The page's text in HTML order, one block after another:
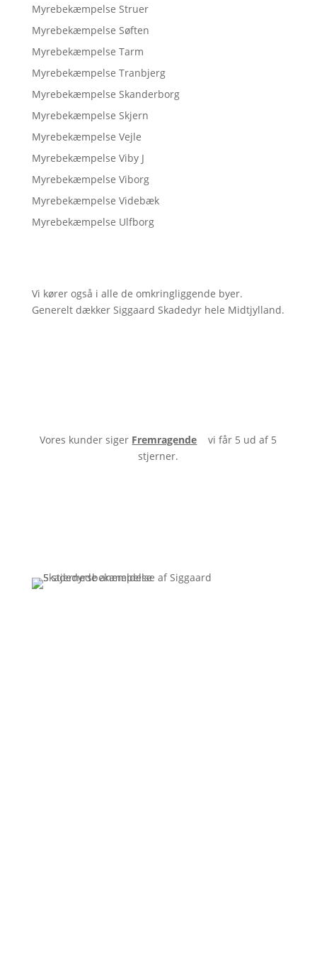
Myrebekæmpelse Struer
Myrebekæmpelse Søften
Myrebekæmpelse Tarm
Myrebekæmpelse Tranbjerg
Myrebekæmpelse Skanderborg
Myrebekæmpelse Skjern
Myrebekæmpelse Vejle
Myrebekæmpelse Viby J
Myrebekæmpelse Viborg
Myrebekæmpelse Videbæk
Myrebekæmpelse Ulfborg
Vi kører også i alle de omkringliggende byer.
Generelt dækker Siggaard Skadedyr hele Midtjylland.
Vores kunder siger Fremragende
vi får 5 ud af 5
stjerner.